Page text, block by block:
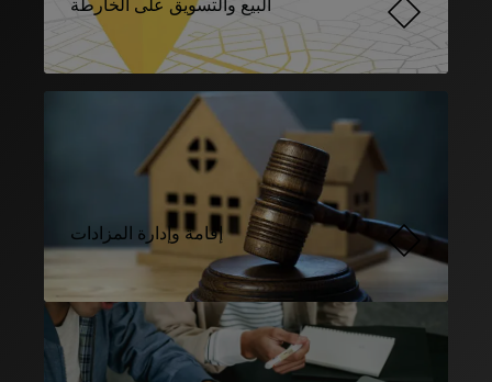
البيع والتسويق على الخارطة
إقامة وإدارة المزادات